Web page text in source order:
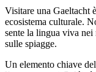
Visitare una Gaeltacht
ecosistema culturale.
sente la lingua viva
sulle spiagge.
Un elemento chiave